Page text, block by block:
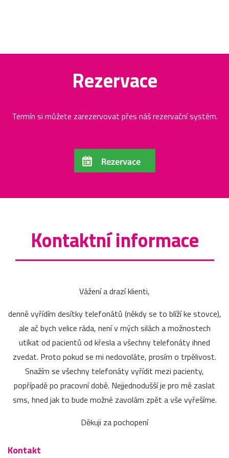
Rezervace
Termín si můžete zarezervovat přes náš rezervační systém.
Kontaktní informace
Vážení a drazí klienti,
denně vyřídím desítky telefonátů (někdy se to blíží ke stovce),
ale ač bych velice ráda, není v mých silách a možnostech
utíkat od pacientů od křesla a všechny telefonáty ihned
zvedat. Proto pokud se mi nedovoláte, prosím o trpělivost.
Snažím se všechny telefonáty vyřídit mezi pacienty,
popřípadě po pracovní době. Nejjednodušší je pro mě zaslat
sms, hned jak to bude možné zavolám zpět a vše vyřešíme.
Děkuji za pochopení
Kontakt